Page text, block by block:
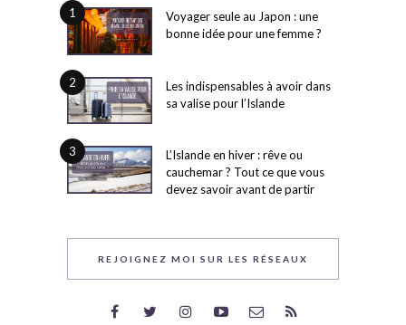
1
Voyager seule au Japon : une
bonne idée pour une femme ?
2
Les indispensables à avoir dans
sa valise pour l’Islande
3
L’Islande en hiver : rêve ou
cauchemar ? Tout ce que vous
devez savoir avant de partir
REJOIGNEZ MOI SUR LES RÉSEAUX